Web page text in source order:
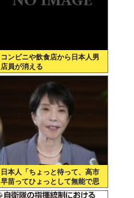
コンビニや飲食店から日本人男
店員が消える
日本人「ちょっと待って、高市
早苗ってひょっとして無能で思
想もやばい女…？」 これ俺らの